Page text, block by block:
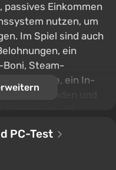
Einkommen
nutzen, um
Im Spiel sind auch
ein
Steam-
Schmiede, ein In-
Gegenständen und
PC-Test